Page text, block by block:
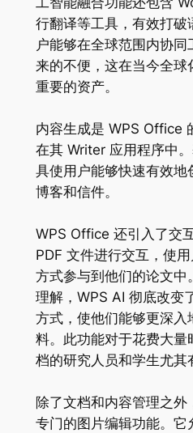
行翻译等工具，有效打破
户能够在全球范围内协
来的不便，这在当今全球
重要的资产。
内容生成是 WPS Office
在其 Writer 应用程序中
具使用户能够快速有效地
博客和信件。
WPS Office 还引入了交
PDF 文件进行交互，使
方式参与到他们的论文中
理解，WPS AI 彻底改变
方式，使他们能够更深入
料。此功能对于花费大量
档的研究人员和学生尤其
除了文档和内容管理之
专门的图片编辑功能。